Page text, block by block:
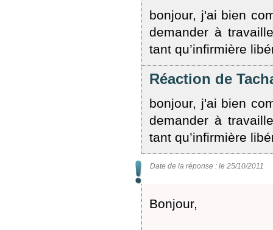
bonjour, j'ai bien
demander à
tant qu’infirmière
Réaction de
bonjour, j'ai bien
demander à
tant qu’infirmière
Date de la réponse : le 25/10/2011
Bonjour,